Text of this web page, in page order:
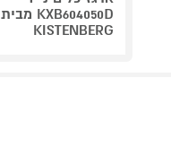
KXB604050D מבית
KISTENBERG